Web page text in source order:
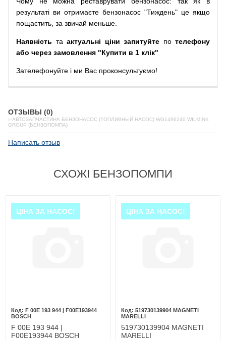
результаті ви отримаєте бензонасос "Тиждень" це якщо
пощастить, за звичай меньше.
Наявність та актуальні ціни запитуйте по телефону
або через замовлення "Купити в 1 клік"
Зателефонуйте і ми Вас проконсультуємо!
ОТЗЫВЫ (0)
✅АВТОЗАПЧАСТИНА БЕНЗОНАСОС (ТОПЛИВНЫЙ НАСОС) WG1496240 WILMINK
GROUP (БЕНЗОПОМПА)
Написать отзыв
СХОЖІ БЕНЗОПОМПИ
ЦІНА ЗА НАСОС!
F 00E 193 944 | F00E193944
BOSCH
F 00E 193 944 |
F00E193944 BOSCH
ЦІНА ЗА НАСОС!
519730139904 MAGNETI
MARELLI
519730139904 MAGNETI
MARELLI